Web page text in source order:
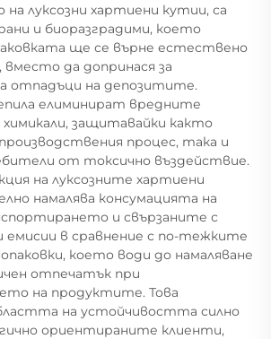
луксозни хартиени кутии, са
и биоразградими, което
ще се върне естествено
да допринася за
отпадъци на депозитите.
елиминират вредните
защитавайки както
процес, така и
от токсично въздействие.
на луксозните хартиени
намалява консумацията на
и свързаните с
емисии в сравнение с по-тежките
което води до намаляване
отпечатък при
на продуктите. Това
на устойчивостта силно
ориентираните клиенти,